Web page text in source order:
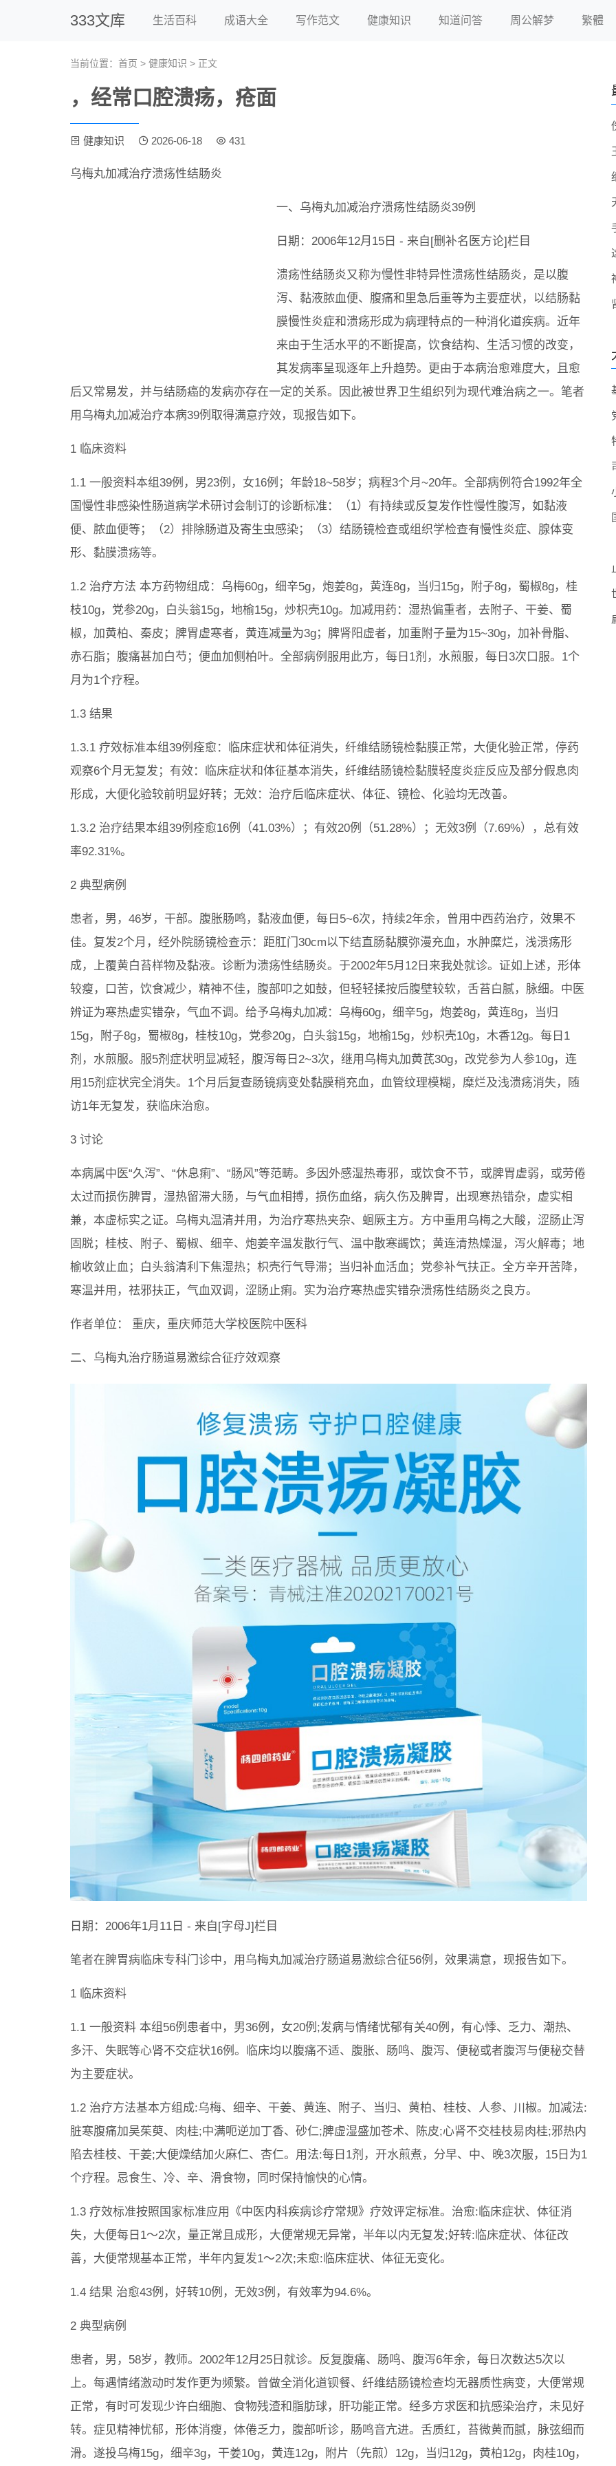
333文库 生活百科 成语大全 写作范文 健康知识 知道问答 周公解梦 繁體
当前位置： 首页 > 健康知识 > 正文
，经常口腔溃疡，疮面
健康知识 2026-06-18 431
乌梅丸加减治疗溃疡性结肠炎
一、乌梅丸加减治疗溃疡性结肠炎39例
日期：2006年12月15日 - 来自[删补名医方论]栏目
溃疡性结肠炎又称为慢性非特异性溃疡性结肠炎，是以腹
泻、黏液脓血便、腹痛和里急后重等为主要症状，以结肠黏
膜慢性炎症和溃疡形成为病理特点的一种消化道疾病。近年
来由于生活水平的不断提高，饮食结构、生活习惯的改变，
其发病率呈现逐年上升趋势。更由于本病治愈难度大，且愈
后又常易发，并与结肠癌的发病亦存在一定的关系。因此被世界卫生组织列为现代难治病之一。笔者
用乌梅丸加减治疗本病39例取得满意疗效，现报告如下。
1 临床资料
1.1 一般资料本组39例，男23例，女16例；年龄18~58岁；病程3个月~20年。全部病例符合1992年全
国慢性非感染性肠道病学术研讨会制订的诊断标准：（1）有持续或反复发作性慢性腹泻，如黏液
便、脓血便等；（2）排除肠道及寄生虫感染；（3）结肠镜检查或组织学检查有慢性炎症、腺体变
形、黏膜溃疡等。
1.2 治疗方法 本方药物组成：乌梅60g，细辛5g，炮姜8g，黄连8g，当归15g，附子8g，蜀椒8g，桂
枝10g，党参20g，白头翁15g，地榆15g，炒枳壳10g。加减用药：湿热偏重者，去附子、干姜、蜀
椒，加黄柏、秦皮；脾胃虚寒者，黄连减量为3g；脾肾阳虚者，加重附子量为15~30g，加补骨脂、
赤石脂；腹痛甚加白芍；便血加侧柏叶。全部病例服用此方，每日1剂，水煎服，每日3次口服。1个
月为1个疗程。
1.3 结果
1.3.1 疗效标准本组39例痊愈：临床症状和体征消失，纤维结肠镜检黏膜正常，大便化验正常，停药
观察6个月无复发；有效：临床症状和体征基本消失，纤维结肠镜检黏膜轻度炎症反应及部分假息肉
形成，大便化验较前明显好转；无效：治疗后临床症状、体征、镜检、化验均无改善。
1.3.2 治疗结果本组39例痊愈16例（41.03%）；有效20例（51.28%）；无效3例（7.69%），总有效
率92.31%。
2 典型病例
患者，男，46岁，干部。腹胀肠鸣，黏液血便，每日5~6次，持续2年余，曾用中西药治疗，效果不
佳。复发2个月，经外院肠镜检查示：距肛门30cm以下结直肠黏膜弥漫充血，水肿糜烂，浅溃疡形
成，上覆黄白苔样物及黏液。诊断为溃疡性结肠炎。于2002年5月12日来我处就诊。证如上述，形体
较瘦，口苦，饮食减少，精神不佳，腹部叩之如鼓，但轻轻揉按后腹壁较软，舌苔白腻，脉细。中医
辨证为寒热虚实错杂，气血不调。给予乌梅丸加减：乌梅60g，细辛5g，炮姜8g，黄连8g，当归
15g，附子8g，蜀椒8g，桂枝10g，党参20g，白头翁15g，地榆15g，炒枳壳10g，木香12g。每日1
剂，水煎服。服5剂症状明显减轻，腹泻每日2~3次，继用乌梅丸加黄芪30g，改党参为人参10g，连
用15剂症状完全消失。1个月后复查肠镜病变处黏膜稍充血，血管纹理模糊，糜烂及浅溃疡消失，随
访1年无复发，获临床治愈。
3 讨论
本病属中医“久泻”、“休息痢”、“肠风”等范畴。多因外感湿热毒邪，或饮食不节，或脾胃虚弱，或劳倦
太过而损伤脾胃，湿热留滞大肠，与气血相搏，损伤血络，病久伤及脾胃，出现寒热错杂，虚实相
兼，本虚标实之证。乌梅丸温清并用，为治疗寒热夹杂、蛔厥主方。方中重用乌梅之大酸，涩肠止泻
固脱；桂枝、附子、蜀椒、细辛、炮姜辛温发散行气、温中散寒蠲饮；黄连清热燥湿，泻火解毒；地
榆收敛止血；白头翁清利下焦湿热；枳壳行气导滞；当归补血活血；党参补气扶正。全方辛开苦降，
寒温并用，祛邪扶正，气血双调，涩肠止痢。实为治疗寒热虚实错杂溃疡性结肠炎之良方。
作者单位： 重庆，重庆师范大学校医院中医科
二、乌梅丸治疗肠道易激综合征疗效观察
日期：2006年1月11日 - 来自[字母J]栏目
笔者在脾胃病临床专科门诊中，用乌梅丸加减治疗肠道易激综合征56例，效果满意，现报告如下。
1 临床资料
1.1 一般资料 本组56例患者中，男36例，女20例;发病与情绪忧郁有关40例，有心悸、乏力、潮热、
多汗、失眠等心肾不交症状16例。临床均以腹痛不适、腹胀、肠鸣、腹泻、便秘或者腹泻与便秘交替
为主要症状。
1.2 治疗方法基本方组成:乌梅、细辛、干姜、黄连、附子、当归、黄柏、桂枝、人参、川椒。加减法:
脏寒腹痛加吴茱萸、肉桂;中满呃逆加丁香、砂仁;脾虚湿盛加苍术、陈皮;心肾不交桂枝易肉桂;邪热内
陷去桂枝、干姜;大便燥结加火麻仁、杏仁。用法:每日1剂，开水煎煮，分早、中、晚3次服，15日为1
个疗程。忌食生、冷、辛、滑食物，同时保持愉快的心情。
1.3 疗效标准按照国家标准应用《中医内科疾病诊疗常规》疗效评定标准。治愈:临床症状、体征消
失，大便每日1～2次，量正常且成形，大便常规无异常，半年以内无复发;好转:临床症状、体征改
善，大便常规基本正常，半年内复发1～2次;未愈:临床症状、体征无变化。
1.4 结果 治愈43例，好转10例，无效3例，有效率为94.6%。
2 典型病例
患者，男，58岁，教师。2002年12月25日就诊。反复腹痛、肠鸣、腹泻6年余，每日次数达5次以
上。每遇情绪激动时发作更为频繁。曾做全消化道钡餐、纤维结肠镜检查均无器质性病变，大便常规
正常，有时可发现少许白细胞、食物残渣和脂肪球，肝功能正常。经多方求医和抗感染治疗，未见好
转。症见精神忧郁，形体消瘦，体倦乏力，腹部听诊，肠鸣音亢进。舌质红，苔微黄而腻，脉弦细而
滑。遂投乌梅15g，细辛3g，干姜10g，黄连12g，附片（先煎）12g，当归12g，黄柏12g，肉桂10g，